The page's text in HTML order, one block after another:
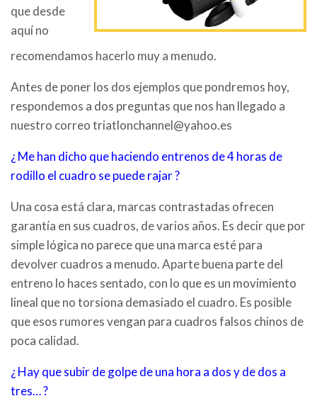
que desde
aquí no
recomendamos hacerlo muy a menudo.
Antes de poner los dos ejemplos que pondremos hoy,
respondemos a dos preguntas que nos han llegado a
nuestro correo triatlonchannel@yahoo.es
¿ Me han dicho que haciendo entrenos de 4 horas de
rodillo el cuadro se puede rajar ?
Una cosa está clara, marcas contrastadas ofrecen
garantía en sus cuadros, de varios años. Es decir que por
simple lógica no parece que una marca esté para
devolver cuadros a menudo. Aparte buena parte del
entreno lo haces sentado, con lo que es un movimiento
lineal que no torsiona demasiado el cuadro. Es posible
que esos rumores vengan para cuadros falsos chinos de
poca calidad.
¿ Hay que subir de golpe de una hora a dos y de dos a
tres… ?